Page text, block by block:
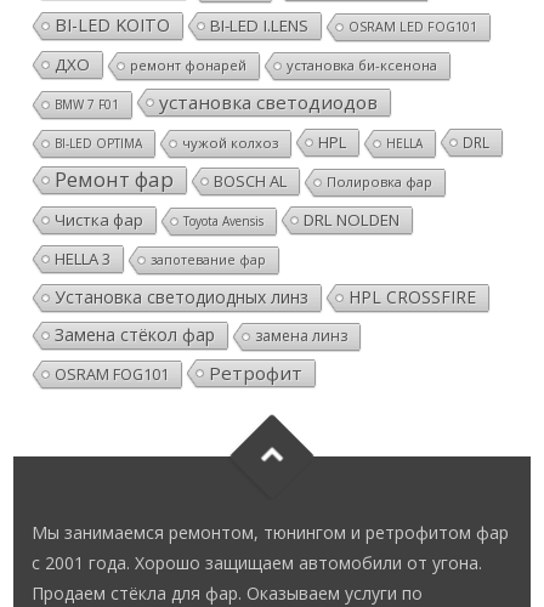
BI-LED KOITO BI-LED I.LENS OSRAM LED FOG101
ДХО ремонт фонарей установка би-ксенона
BMW 7 F01 установка светодиодов
BI-LED OPTIMA чужой колхоз HPL HELLA DRL
Ремонт фар BOSCH AL Полировка фар
Чистка фар Toyota Avensis
DRL NOLDEN
HELLA 3
запотевание фар
Установка светодиодных линз
HPL CROSSFIRE
Замена стёкол фар
замена линз
OSRAM FOG101 Ретрофит
Мы занимаемся ремонтом, тюнингом и ретрофитом фар
с 2001 года. Хорошо защищаем автомобили от угона.
Продаем стёкла для фар. Оказываем услуги по